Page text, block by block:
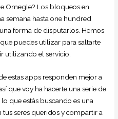
Omegle? Los bloqueos en
semana hasta one hundred
forma de disputarlos. Hemos
puedes utilizar para saltarte
utilizando el servicio.
estas apps responden mejor a
que voy ha hacerte una serie de
que estás buscando es una
seres queridos y compartir a